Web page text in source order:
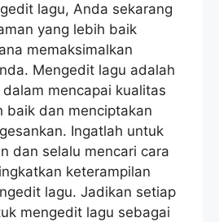
lagu, Anda sekarang
yang lebih baik
memaksimalkan
Mengedit lagu adalah
mencapai kualitas
baik dan menciptakan
Ingatlah untuk
dan selalu mencari cara
keterampilan
lagu. Jadikan setiap
mengedit lagu sebagai